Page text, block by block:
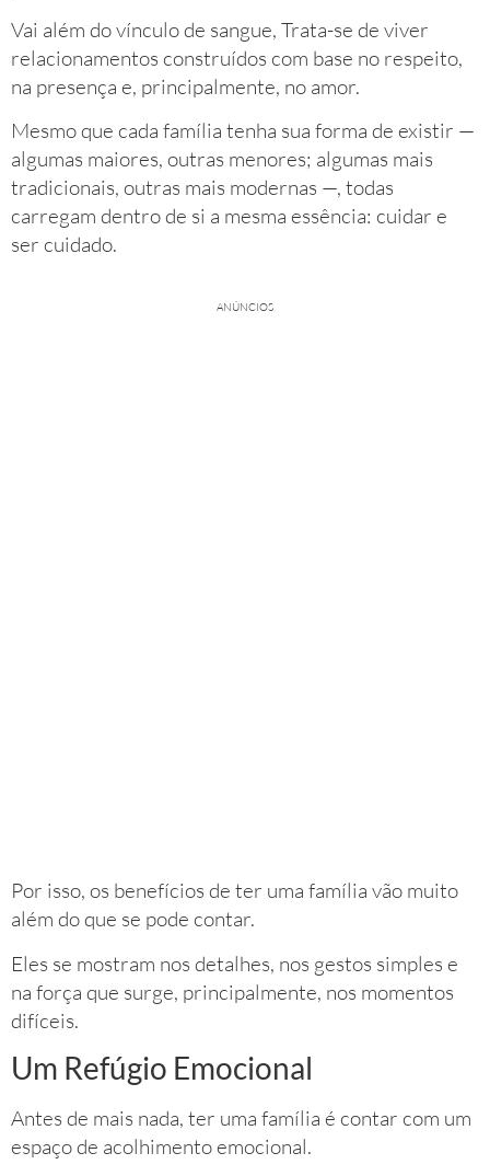
Vai além do vínculo de sangue, Trata-se de viver
relacionamentos construídos com base no respeito,
na presença e, principalmente, no amor.
Mesmo que cada família tenha sua forma de existir —
algumas maiores, outras menores; algumas mais
tradicionais, outras mais modernas —, todas
carregam dentro de si a mesma essência: cuidar e
ser cuidado.
ANÚNCIOS
Por isso, os benefícios de ter uma família vão muito
além do que se pode contar.
Eles se mostram nos detalhes, nos gestos simples e
na força que surge, principalmente, nos momentos
difíceis.
Um Refúgio Emocional
Antes de mais nada, ter uma família é contar com um
espaço de acolhimento emocional.